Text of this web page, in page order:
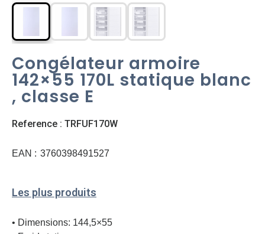
Congélateur armoire
142×55 170L statique blanc
, classe E
Reference : TRFUF170W
EAN : 3760398491527
Les plus produits
• Dimensions: 144,5×55